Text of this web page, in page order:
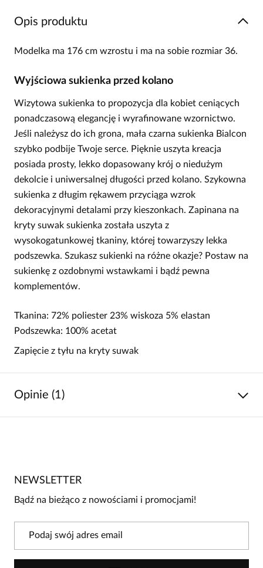
Opis produktu
Modelka ma 176 cm wzrostu i ma na sobie rozmiar 36.
Wyjściowa sukienka przed kolano
Wizytowa sukienka to propozycja dla kobiet ceniących
ponadczasową elegancję i wyrafinowane wzornictwo.
Jeśli należysz do ich grona, mała czarna sukienka Bialcon
szybko podbije Twoje serce. Pięknie uszyta kreacja
posiada prosty, lekko dopasowany krój o niedużym
dekolcie i uniwersalnej długości przed kolano. Szykowna
sukienka z długim rękawem przyciąga wzrok
dekoracyjnymi detalami przy kieszonkach. Zapinana na
kryty suwak sukienka została uszyta z
wysokogatunkowej tkaniny, której towarzyszy lekka
podszewka. Szukasz sukienki na różne okazje? Postaw na
sukienkę z ozdobnymi wstawkami i bądź pewna
komplementów.
Tkanina: 72% poliester 23% wiskoza 5% elastan
Podszewka: 100% acetat
Zapięcie z tyłu na kryty suwak
Opinie (1)
4
3
1
0
NEWSLETTER
Bądź na bieżąco z nowościami i promocjami!